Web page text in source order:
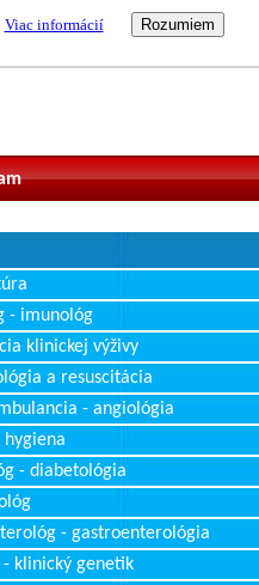
Viac informácií
- imunológ
klinickej výživy
a resuscitácia
- angiológia
hygiena
- diabetológia
- gastroenterológia
- klinický genetik